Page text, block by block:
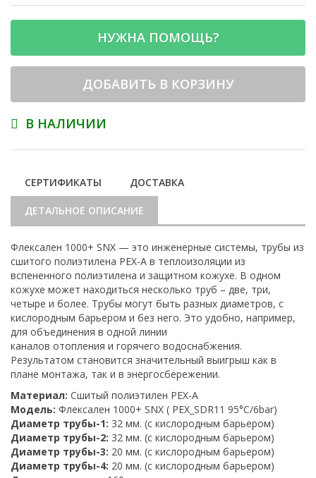
НУЖНА ПОМОЩЬ?
ДОБАВИТЬ В КОРЗИНУ
В НАЛИЧИИ
СЕРТИФИКАТЫ ДОСТАВКА
ДЕТАЛЬНОЕ ОПИСАНИЕ
Флексален 1000+ SNX — это инженерные системы, трубы из
сшитого полиэтилена PEX-A в теплоизоляции из
вспененного полиэтилена и защитном кожухе. В одном
кожухе может находиться несколько труб – две, три,
четыре и более. Трубы могут быть разных диаметров, с
кислородным барьером и без него. Это удобно, например,
для объединения в одной линии
каналов отопления и горячего водоснабжения.
Результатом становится значительный выигрыш как в
плане монтажа, так и в энергосбережении.
Материал: Сшитый полиэтилен PEX-A
Модель: Флексален 1000+ SNX ( PEX_SDR11 95°C/6bar)
Диаметр трубы-1: 32 мм. (с кислородным барьером)
Диаметр трубы-2: 32 мм. (с кислородным барьером)
Диаметр трубы-3: 20 мм. (с кислородным барьером)
Диаметр трубы-4: 20 мм. (с кислородным барьером)